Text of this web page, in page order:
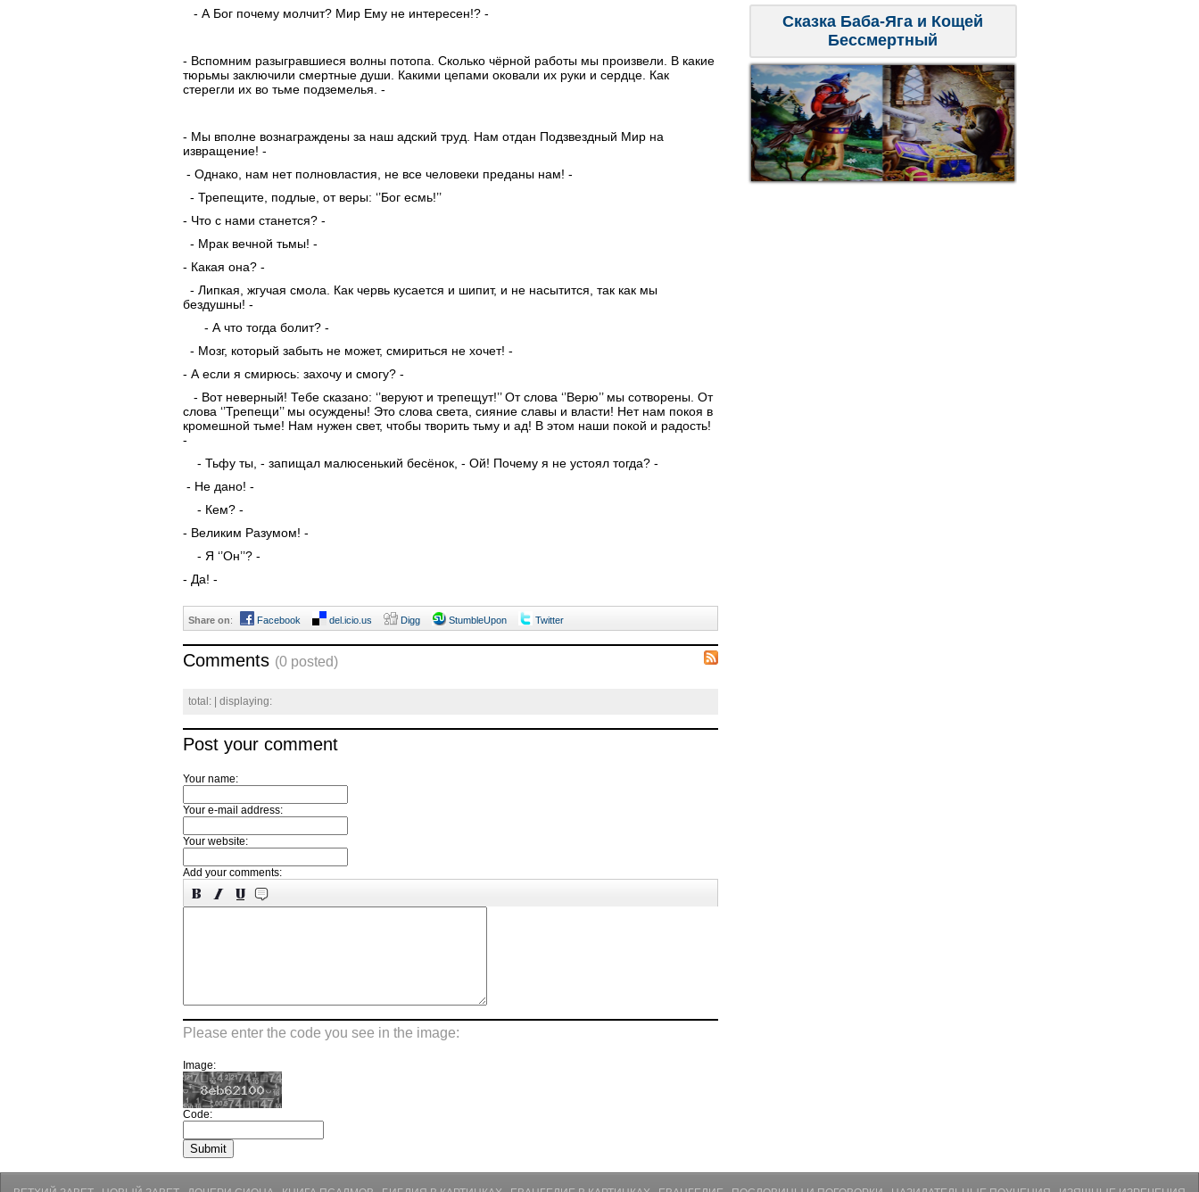
- А Бог почему молчит? Мир Ему не интересен!? -
- Вспомним разыгравшиеся волны потопа. Сколько чёрной работы мы произвели. В какие
тюрьмы заключили смертные души. Какими цепами оковали их руки и сердце. Как
стерегли их во тьме подземелья. -
- Мы вполне вознаграждены за наш адский труд. Нам отдан Подзвездный Мир на
извращение! -
- Однако, нам нет полновластия, не все человеки преданы нам! -
- Трепещите, подлые, от веры: ‘’Бог есмь!’’
- Что с нами станется? -
- Мрак вечной тьмы! -
- Какая она? -
- Липкая, жгучая смола. Как червь кусается и шипит, и не насытится, так как мы
бездушны! -
- А что тогда болит? -
- Мозг, который забыть не может, смириться не хочет! -
- А если я смирюсь: захочу и смогу? -
- Вот неверный! Тебе сказано: ‘’веруют и трепещут!’’ От слова ‘’Верю’’ мы сотворены. От
слова ‘’Трепещи’’ мы осуждены! Это слова света, сияние славы и власти! Нет нам покоя в
кромешной тьме! Нам нужен свет, чтобы творить тьму и ад! В этом наши покой и радость!
-
- Тьфу ты, - запищал малюсенький бесёнок, - Ой! Почему я не устоял тогда? -
- Не дано! -
- Кем? -
- Великим Разумом! -
- Я ‘’Он’’? -
- Да! -
Share on: Facebook del.icio.us Digg StumbleUpon Twitter
Comments (0 posted)
total: | displaying:
Post your comment
Your name:
Your e-mail address:
Your website:
Add your comments:
Please enter the code you see in the image:
Image:
Code:
Сказка Баба-Яга и Кощей
Бессмертный